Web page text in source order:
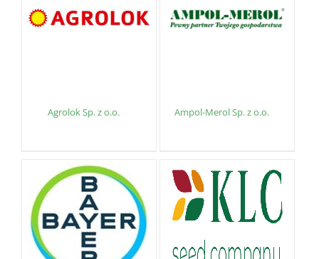
Agrolok Sp. z o.o. Ampol-Merol Sp. z o.o.